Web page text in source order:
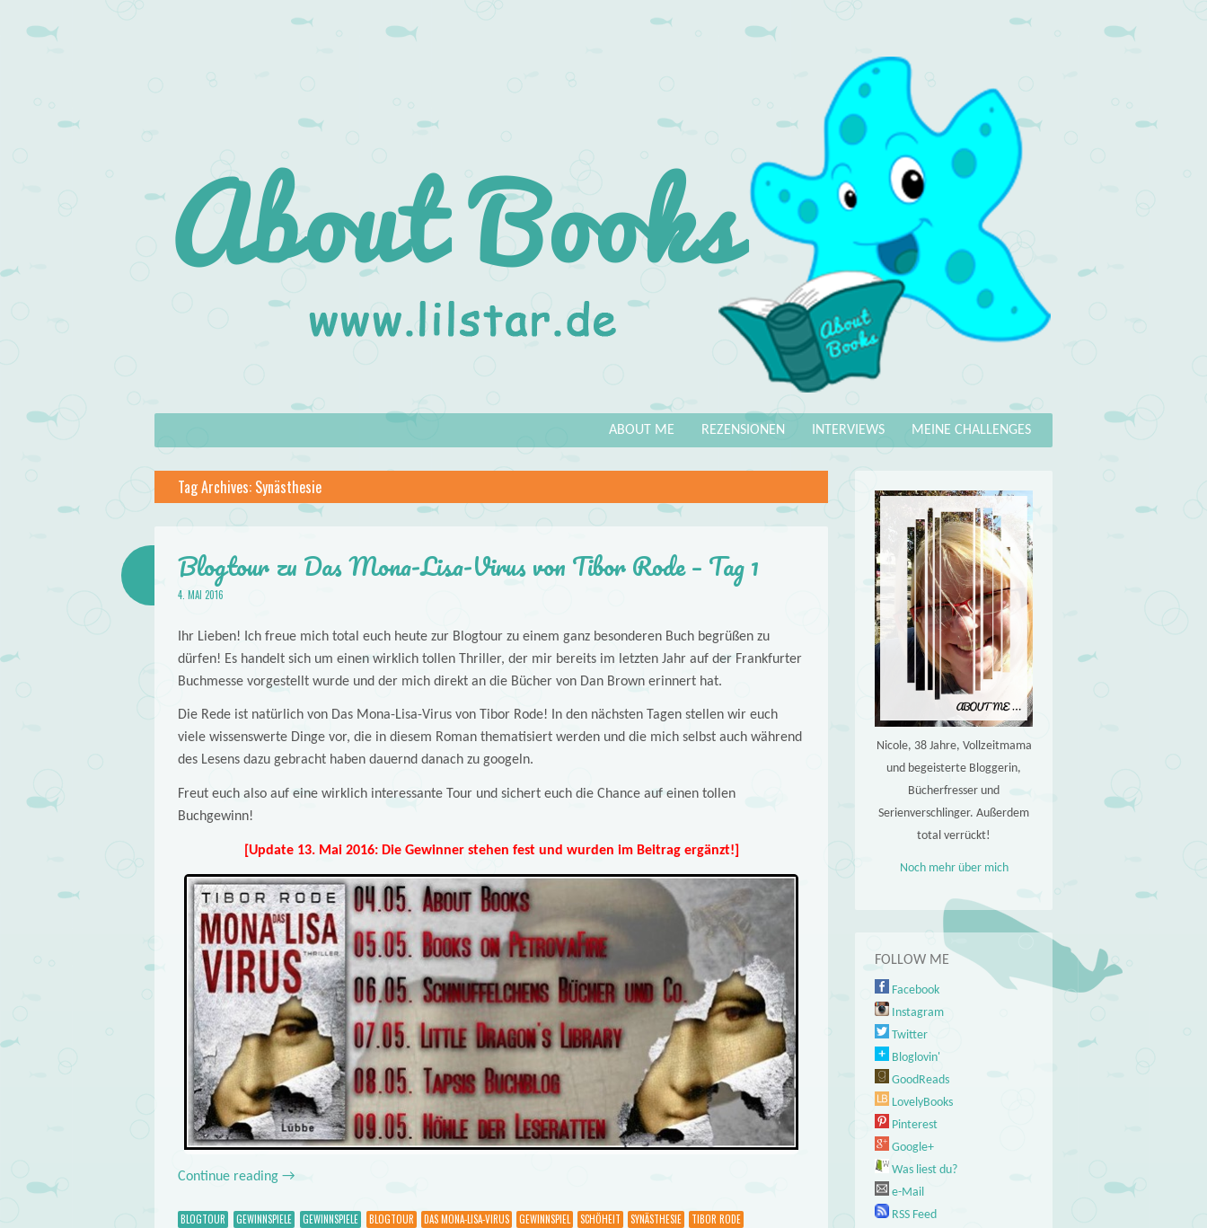
About
Books
Menu MEINE CHALLENGES
INTERVIEWS
REZENSIONEN
ABOUT ME
Tag Archives: Synästhesie
Blogtour zu Das Mona-Lisa-Virus von Tibor Rode – Tag 1
4. MAI 2016
Ihr Lieben! Ich freue mich total euch heute zur Blogtour zu einem ganz besonderen Buch begrüßen zu
dürfen! Es handelt sich um einen wirklich tollen Thriller, der mir bereits im letzten Jahr auf der Frankfurter
Buchmesse vorgestellt wurde und der mich direkt an die Bücher von Dan Brown erinnert hat.
Die Rede ist natürlich von Das Mona-Lisa-Virus von Tibor Rode! In den nächsten Tagen stellen wir euch
viele wissenswerte Dinge vor, die in diesem Roman thematisiert werden und die mich selbst auch während
des Lesens dazu gebracht haben dauernd danach zu googeln.
Freut euch also auf eine wirklich interessante Tour und sichert euch die Chance auf einen tollen
Buchgewinn!
[Update 13. Mai 2016: Die Gewinner stehen fest und wurden im Beitrag ergänzt!]
Continue reading →
BLOGTOUR GEWINNSPIELE GEWINNSPIELE BLOGTOUR DAS MONA-LISA-VIRUS GEWINNSPIEL SCHÖHEIT SYNÄSTHESIE
TIBOR RODE
Nicole, 38 Jahre, Vollzeitmama
und begeisterte Bloggerin,
Bücherfresser und
Serienverschlinger. Außerdem
total verrückt!
Noch mehr über mich
FOLLOW ME
Facebook
Instagram
Twitter
Bloglovin'
GoodReads
LovelyBooks
Pinterest
Google+
Was liest du?
e-Mail
RSS Feed